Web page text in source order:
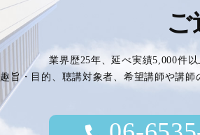
業界歴25年、延べ実績5,000件
趣旨・目的、聴講対象者、希望講師や講